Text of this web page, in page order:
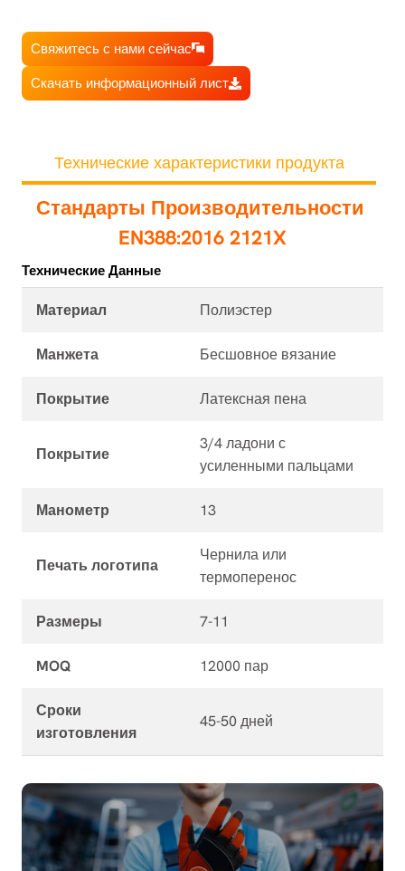
Свяжитесь с нами сейчас
Скачать информационный лист
Технические характеристики продукта
Стандарты Производительности
EN388:2016 2121X
Технические Данные
Материал Полиэстер
Манжета Бесшовное вязание
Покрытие Латексная пена
Покрытие
3/4 ладони с
усиленными пальцами
Манометр 13
Печать логотипа
Чернила или
термоперенос
Размеры 7-11
MOQ 12000 пар
Сроки
изготовления
45-50 дней